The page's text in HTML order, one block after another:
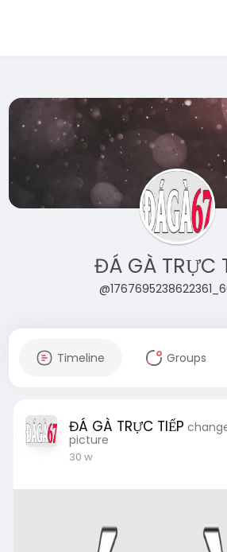
ĐÁ GÀ TRỰC
Timeline Groups
ĐÁ GÀ TRỰC TIẾP
picture
30 w